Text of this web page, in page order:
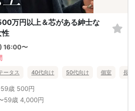
万円以上＆芯がある紳士な
性
16:00〜
ータス 40代向け 50代向け 個室 長
歳 500円
59歳 4,000円